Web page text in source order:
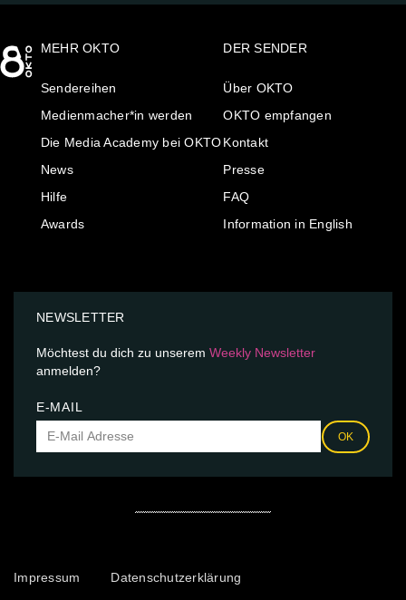
MEHR OKTO
Sendereihen
Medienmacher*in werden
Die Media Academy bei OKTO
News
Hilfe
Awards
DER SENDER
Über OKTO
OKTO empfangen
Kontakt
Presse
FAQ
Information in English
NEWSLETTER
Möchtest du dich zu unserem Weekly Newsletter
anmelden?
E-MAIL
OK
Impressum Datenschutzerklärung